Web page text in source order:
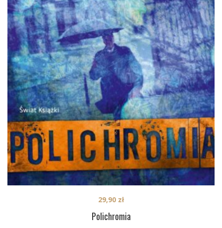
Polichromia
29,90 zł